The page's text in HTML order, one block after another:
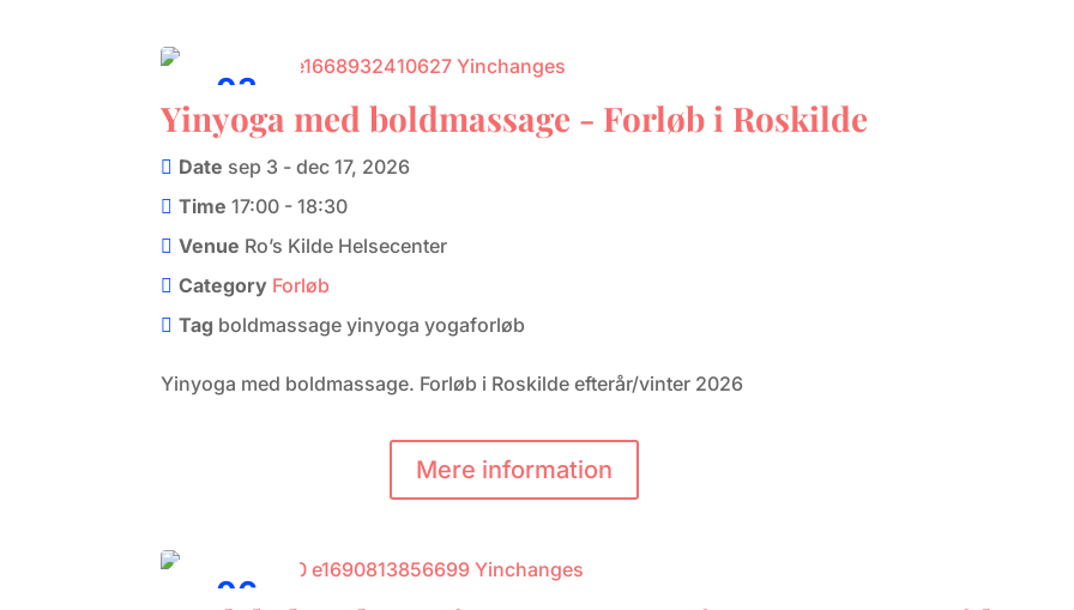
03
september
Yinyoga med boldmassage - Forløb i Roskilde
Date sep 3 - dec 17, 2026
Time17:00 - 18:30
Venue Ro’s Kilde Helsecenter
Category Forløb
Tag boldmassage yinyoga yogaforløb
Yinyoga med boldmassage. Forløb i Roskilde efterår/vinter 2026
Mere information
06